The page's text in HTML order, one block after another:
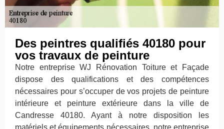
Des peintres qualifiés 40180 pour
vos travaux de peinture
Notre entreprise WJ Rénovation Toiture et Façade
dispose des qualifications et des compétences
nécessaires pour s’occuper de vos projets de peinture
intérieure et peinture extérieure dans la ville de
Candresse 40180. Ayant à notre disposition les
matériels et équipements nécessaires, notre entreprise